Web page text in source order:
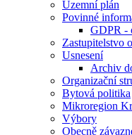
Územní plán
Povinné
GDPR -
Zastupitelstvo
Usnesení
Archiv
Organizační
Bytová politika
Mikroregion
Výbory
Obecně